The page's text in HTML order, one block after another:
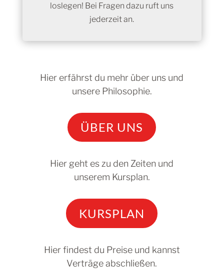
loslegen! Bei Fragen dazu ruft uns
jederzeit an.
Hier erfährst du mehr über uns und
unsere Philosophie.
ÜBER UNS
Hier geht es zu den Zeiten und
unserem Kursplan.
KURSPLAN
Hier findest du Preise und kannst
Verträge abschließen.